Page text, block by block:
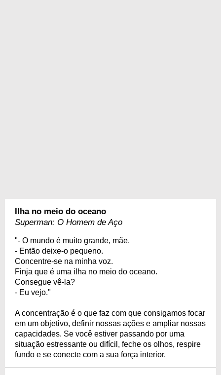
Ilha no meio do oceano
Superman: O Homem de Aço
"- O mundo é muito grande, mãe.
- Então deixe-o pequeno.
Concentre-se na minha voz.
Finja que é uma ilha no meio do oceano.
Consegue vê-la?
- Eu vejo."
A concentração é o que faz com que consigamos focar
em um objetivo, definir nossas ações e ampliar nossas
capacidades. Se você estiver passando por uma
situação estressante ou difícil, feche os olhos, respire
fundo e se conecte com a sua força interior.